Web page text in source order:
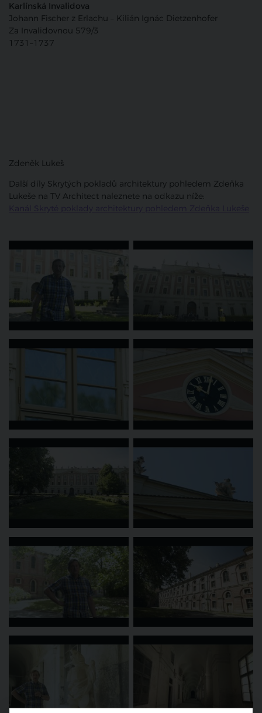
Karlínská Invalidova
Johann Fischer z Erlachu – Kilián Ignác Dietzenhofer
Za Invalidovnou 579/3
1731–1737
Zdeněk Lukeš
Další díly Skrytých pokladů architektury pohledem Zdeňka
Lukeše na TV Architect naleznete na odkazu níže:
Kanál Skryté poklady architektury pohledem Zdeňka Lukeše